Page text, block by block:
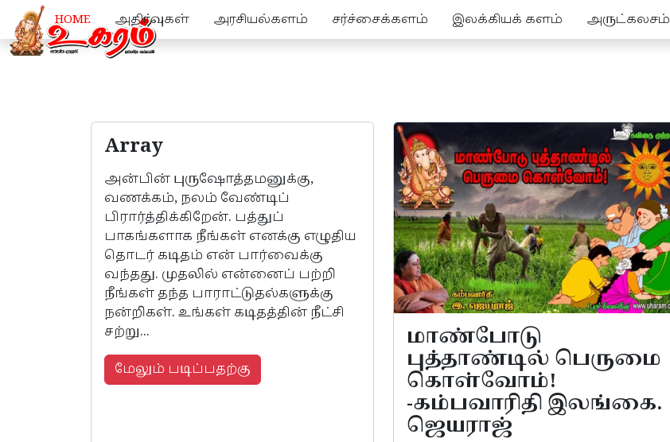
HOME அதிர்வுகள் அரசியல்களம் சர்ச்சைக்களம் இலக்கியக் களம் அருட்கலசம்
Array
அன்பின் புருஷோத்தமனுக்கு,
வணக்கம், நலம் வேண்டிப்
பிரார்த்திக்கிறேன். பத்துப்
பாகங்களாக நீங்கள் எனக்கு எழுதிய
தொடர் கடிதம் என் பார்வைக்கு
வந்தது. முதலில் என்னைப் பற்றி
நீங்கள் தந்த பாராட்டுதல்களுக்கு
நன்றிகள். உங்கள் கடிதத்தின் நீட்சி
சற்று...
மேலும் படிப்பதற்கு
மாண்போடு
புத்தாண்டில் பெருமை
கொள்வோம்!
-கம்பவாரிதி இலங்கை.
ஜெயராஜ்